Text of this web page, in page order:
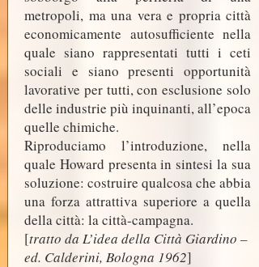
metropoli, ma una vera e propria città
economicamente autosufficiente nella
quale siano rappresentati tutti i ceti
sociali e siano presenti opportunità
lavorative per tutti, con esclusione solo
delle industrie più inquinanti, all’epoca
quelle chimiche.
Riproduciamo l’introduzione, nella
quale Howard presenta in sintesi la sua
soluzione: costruire qualcosa che abbia
una forza attrattiva superiore a quella
della città: la città-campagna.
[tratto da L’idea della Città Giardino –
ed. Calderini, Bologna 1962]